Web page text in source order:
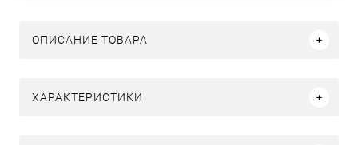
ОПИСАНИЕ ТОВАРА
ХАРАКТЕРИСТИКИ